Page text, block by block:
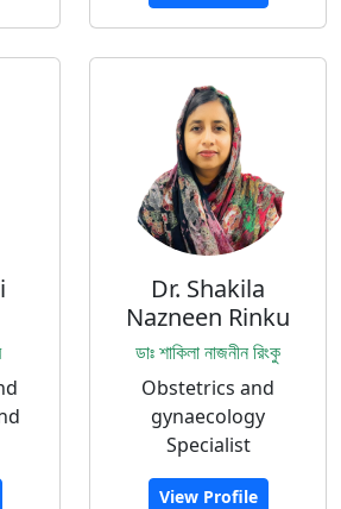
Dr. Shakila
Nazneen Rinku
ডাঃ শাকিলা নাজনীন রিংকু
Obstetrics and
gynaecology
Specialist
View Profile